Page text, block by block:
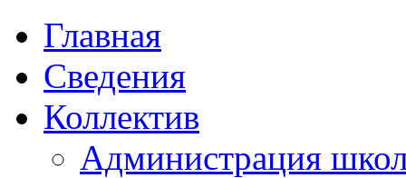
Главная
Сведения
Коллектив
Администрация